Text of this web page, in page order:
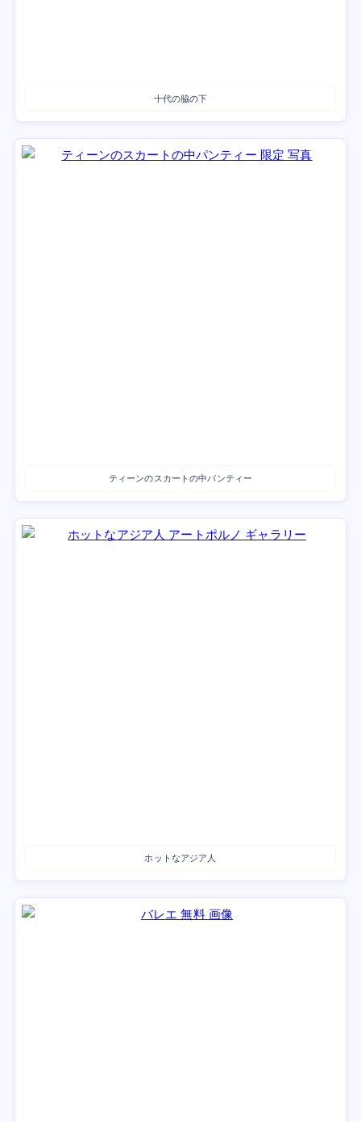
十代の脇の下
ティーンのスカートの中パンティー
ホットなアジア人